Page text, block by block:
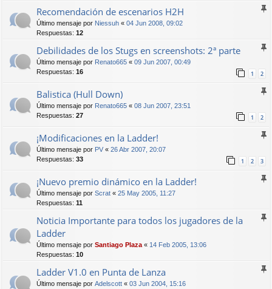
Recomendación de escenarios H2H
Último mensaje por Niessuh « 04 Jun 2008, 09:02
Respuestas: 12
Debilidades de los Stugs en screenshots: 2ª parte
Último mensaje por Renato665 « 09 Jun 2007, 00:49
Respuestas: 16 1 2
Balistica (Hull Down)
Último mensaje por Renato665 « 08 Jun 2007, 23:51
Respuestas: 27 1 2
¡Modificaciones en la Ladder!
Último mensaje por PV « 26 Abr 2007, 20:07
Respuestas: 33 1 2 3
¡Nuevo premio dinámico en la Ladder!
Último mensaje por Scrat « 25 May 2005, 11:27
Respuestas: 11
Noticia Importante para todos los jugadores de la
Ladder
Último mensaje por Santiago Plaza « 14 Feb 2005, 13:06
Respuestas: 10
Ladder V1.0 en Punta de Lanza
Último mensaje por Adelscott « 03 Jun 2004, 15:16